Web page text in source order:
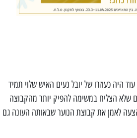
היה כעוזרו של יובל נעים האיש שלוי תמיד
שלא הצליח במשימה להפיק יותר מהקבוצה
אולם זה קיבל הצעה לאמן את קבוצת הנוער שבאותה העונה גם